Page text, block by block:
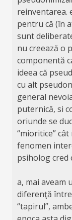
reinventarea.
pentru că (în
sunt
nu creează o
componentă
ideea că
cu alt
general
puternică, si
oriunde se
“mioritice”
fenomen
psiholog cred
a, mai aveam
diferenţă între
“tapirul”,